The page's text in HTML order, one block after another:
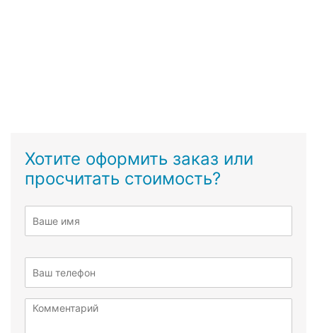
Хотите оформить заказ или
просчитать стоимость?